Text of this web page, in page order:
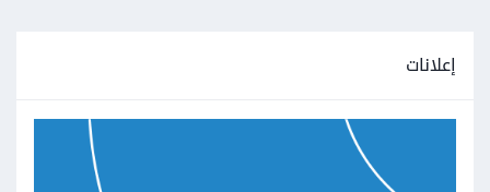
إعلانات